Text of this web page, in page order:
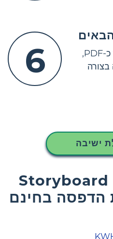
6
מכאן תוכלו להדפיס, להוריד כ-PDF,
ישיבה
עוד יותר משאבי Storyboard